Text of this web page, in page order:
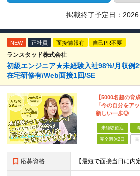
掲載終了予定日：
NEW 正社員 面接情報有 自己PR不要
ランスタッド株式会社
初級エンジニア★未経験入社98%/月収例
在宅研修有/Web面接1回/SE
【5000名超の育
「今の自分をア
新しい一歩◎
未経験歓迎
完全週休2日 賞
応募資格